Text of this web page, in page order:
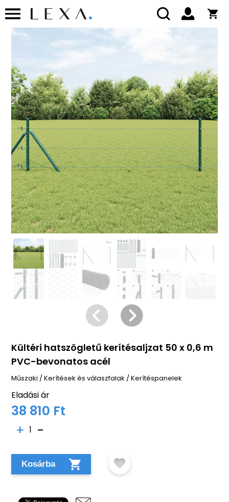
Kültéri hatszögletű kerítésaljzat 50 x 0,6 m
PVC-bevonatos acél
Műszaki /Kerítések és válaszfalak /Kerítéspanelek
Eladási ár
38 810 Ft
1
Kosárba